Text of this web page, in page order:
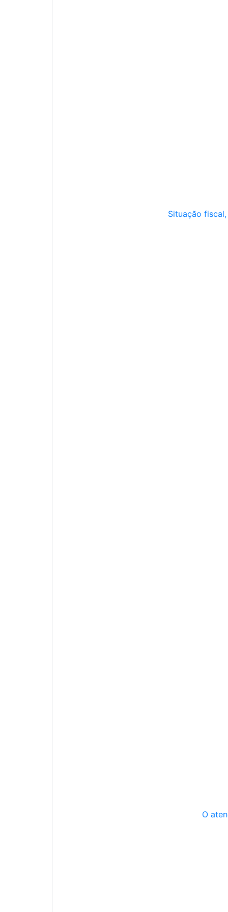
Situação
O